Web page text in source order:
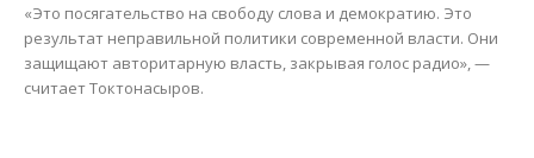
«Это посягательство на свободу слова и демократию. Это
результат неправильной политики современной власти. Они
защищают авторитарную власть, закрывая голос радио», —
считает Токтонасыров.